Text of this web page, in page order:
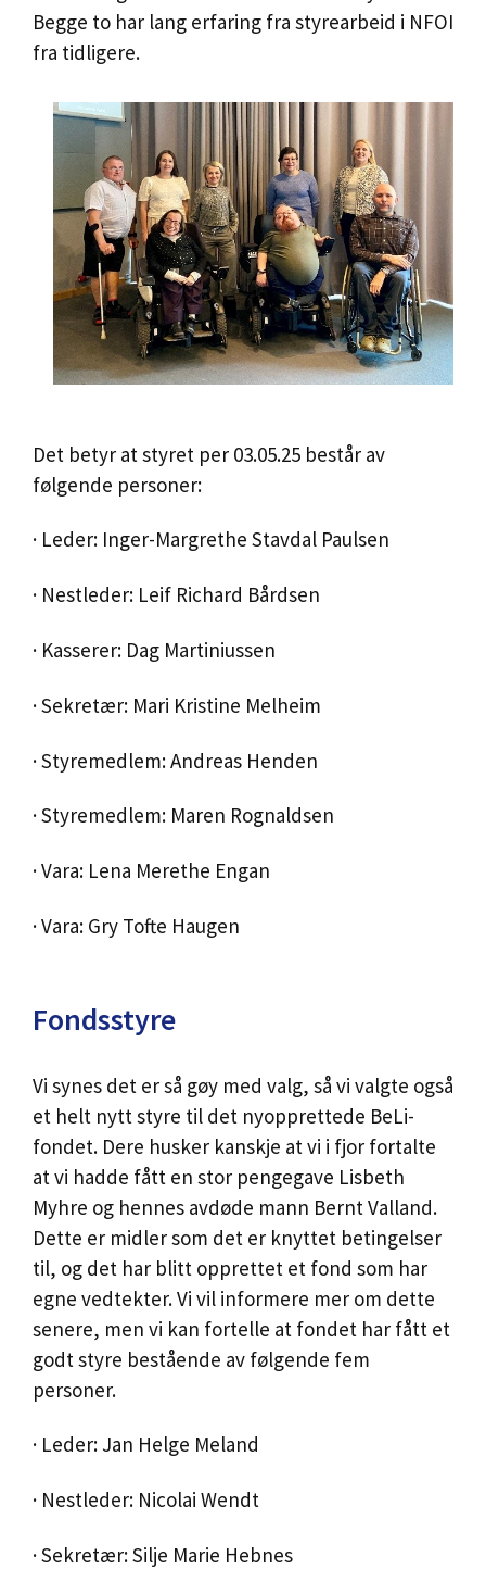
Begge to har lang erfaring fra styrearbeid i NFOI
fra tidligere.
Det betyr at styret per 03.05.25 består av
følgende personer:
· Leder: Inger-Margrethe Stavdal Paulsen
· Nestleder: Leif Richard Bårdsen
· Kasserer: Dag Martiniussen
· Sekretær: Mari Kristine Melheim
· Styremedlem: Andreas Henden
· Styremedlem: Maren Rognaldsen
· Vara: Lena Merethe Engan
· Vara: Gry Tofte Haugen
Fondsstyre
Vi synes det er så gøy med valg, så vi valgte også
et helt nytt styre til det nyopprettede BeLi-
fondet. Dere husker kanskje at vi i fjor fortalte
at vi hadde fått en stor pengegave Lisbeth
Myhre og hennes avdøde mann Bernt Valland.
Dette er midler som det er knyttet betingelser
til, og det har blitt opprettet et fond som har
egne vedtekter. Vi vil informere mer om dette
senere, men vi kan fortelle at fondet har fått et
godt styre bestående av følgende fem
personer.
· Leder: Jan Helge Meland
· Nestleder: Nicolai Wendt
· Sekretær: Silje Marie Hebnes